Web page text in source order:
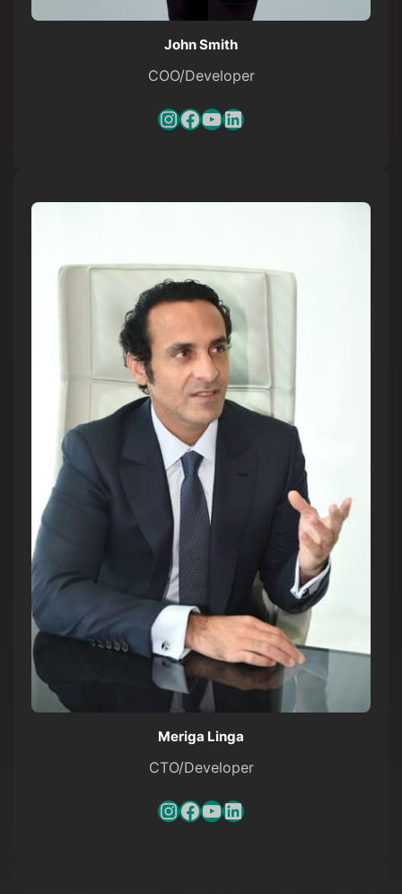
John Smith
COO/Developer
InstagramFacebook YouTube LinkedIn
Meriga Linga
CTO/Developer
InstagramFacebook YouTube LinkedIn